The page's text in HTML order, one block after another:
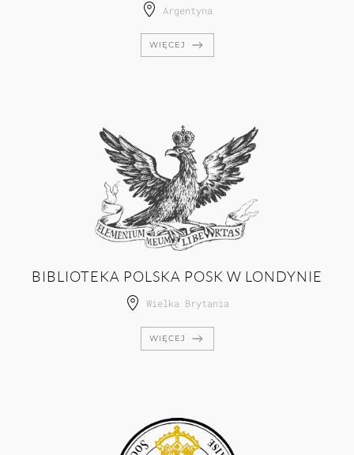
Argentyna
WIĘCEJ
BIBLIOTEKA POLSKA POSK W LONDYNIE
Wielka Brytania
WIĘCEJ